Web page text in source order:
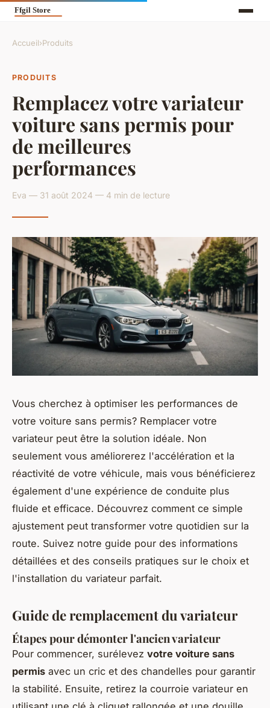
Accueil›Produits
PRODUITS
Remplacez votre variateur
voiture sans permis pour
de meilleures
performances
Eva — 31 août 2024 — 4 min de lecture
Vous cherchez à optimiser les performances de
votre voiture sans permis? Remplacer votre
variateur peut être la solution idéale. Non
seulement vous améliorerez l'accélération et la
réactivité de votre véhicule, mais vous bénéficierez
également d'une expérience de conduite plus
fluide et efficace. Découvrez comment ce simple
ajustement peut transformer votre quotidien sur la
route. Suivez notre guide pour des informations
détaillées et des conseils pratiques sur le choix et
l'installation du variateur parfait.
Guide de remplacement du variateur
Étapes pour démonter l'ancien variateur
Pour commencer, surélevez votre voiture sans
permis avec un cric et des chandelles pour garantir
la stabilité. Ensuite, retirez la courroie variateur en